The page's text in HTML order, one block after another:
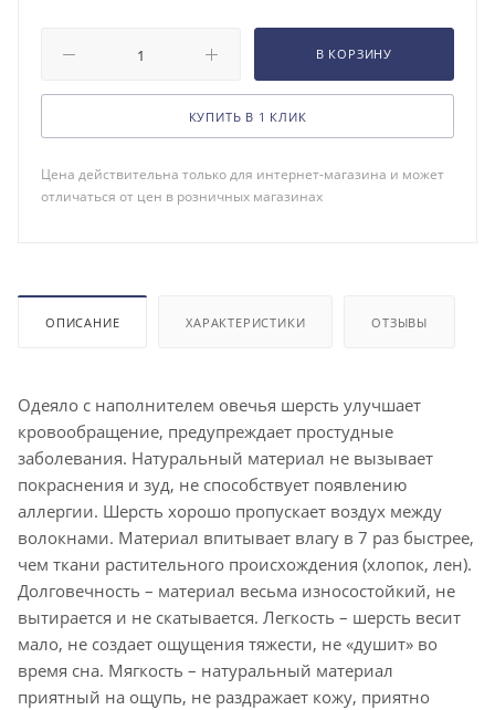
В КОРЗИНУ
КУПИТЬ В 1 КЛИК
Цена действительна только для интернет-магазина и может
отличаться от цен в розничных магазинах
ОПИСАНИЕ ХАРАКТЕРИСТИКИ ОТЗЫВЫ
Одеяло с наполнителем овечья шерсть улучшает
кровообращение, предупреждает простудные
заболевания. Натуральный материал не вызывает
покраснения и зуд, не способствует появлению
аллергии. Шерсть хорошо пропускает воздух между
волокнами. Материал впитывает влагу в 7 раз быстрее,
чем ткани растительного происхождения (хлопок, лен).
Долговечность – материал весьма износостойкий, не
вытирается и не скатывается. Легкость – шерсть весит
мало, не создает ощущения тяжести, не «душит» во
время сна. Мягкость – натуральный материал
приятный на ощупь, не раздражает кожу, приятно